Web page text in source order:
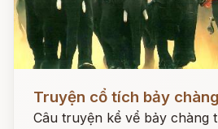
Truyện cổ tích bảy
Câu truyện kể vể bảy chàng